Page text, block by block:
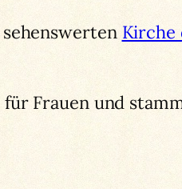
Kirche
Frauen und